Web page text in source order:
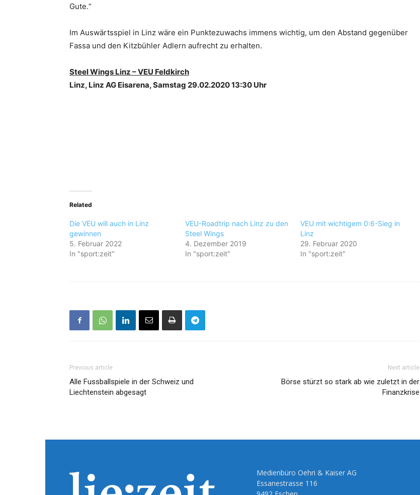
Gute.“
Im Auswärtsspiel in Linz wäre ein Punktezuwachs immens wichtig, um den Abstand gegenüber
Fassa und den Kitzbühler Adlern aufrecht zu erhalten.
Steel Wings Linz – VEU Feldkirch
Linz, Linz AG Eisarena, Samstag 29.02.2020 13:30 Uhr
Related
Die VEU will auch in Linz
gewinnen
5. Februar 2022
In "sport:zeit"
VEU-Roadtrip nach Linz zu den
Steel Wings
4. Dezember 2019
In "sport:zeit"
VEU mit wichtigem 0:6-Sieg in
Linz
29. Februar 2020
In "sport:zeit"
Previous article
Alle Fussballspiele in der Schweiz und
Liechtenstein abgesagt
Next article
Börse stürzt so stark ab wie zuletzt in der
Finanzkrise
Medienbüro Oehri & Kaiser AG
Essanestrasse 116